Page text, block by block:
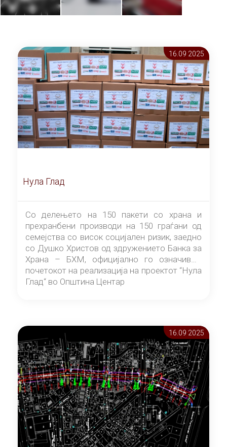
16.09 2025
Нула Глад
Со делењето на 150 пакети со храна и
прехранбени производи на 150 граѓани од
семејства со висок социјален ризик, заедно
со Душко Христов од здружението Банка за
Храна – БХМ, официјално го означивме
почетокот на реализација на проектот “Нула
Глад“ во Општина Центар
16.09 2025